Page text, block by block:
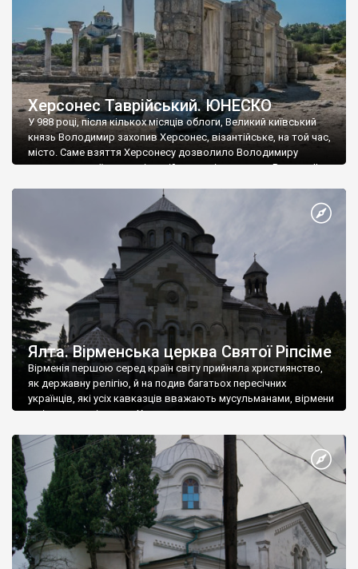
Херсонес Таврійський. ЮНЕСКО
У 988 році, після кількох місяців облоги, Великий київський
князь Володимир захопив Херсонес, візантійське, на той час,
місто. Саме взяття Херсонесу дозволило Володимиру
диктувати свої умови візантійському імператору Василю ІІ, та
Херсонесі Володимир-язичник, став Василем-християнином.
А потім було Хрещення Русі. На честь Херсонесу Таврійського
Ялта. Вірменська церква Святої Ріпсіме
Вірменія першою серед країн світу прийняла християнство,
як державну релігію, й на подив багатьох пересічних
українців, які усіх кавказців вважають мусульманами, вірмени
є відданими вірянами Христа